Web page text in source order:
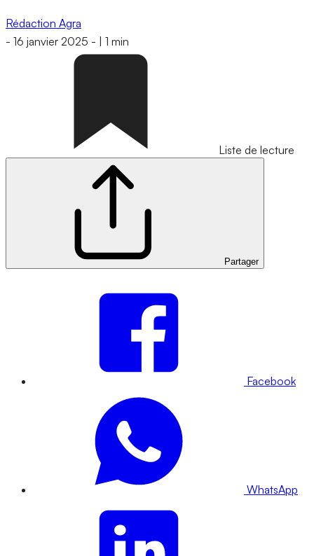
Rédaction Agra
- 16 janvier 2025 - 1 min
Liste de lecture
Partager
Facebook
WhatsApp